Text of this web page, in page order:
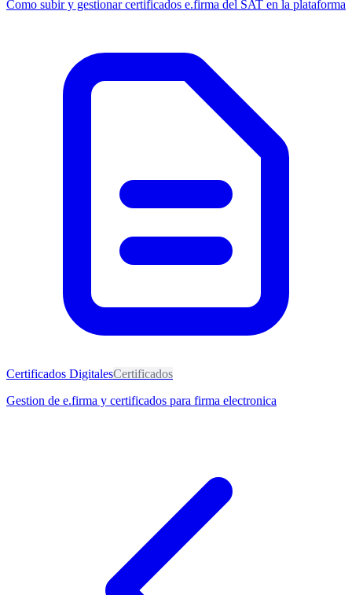
Como subir y gestionar certificados e.firma del SAT en la plataforma
Certificados DigitalesCertificados
Gestion de e.firma y certificados para firma electronica